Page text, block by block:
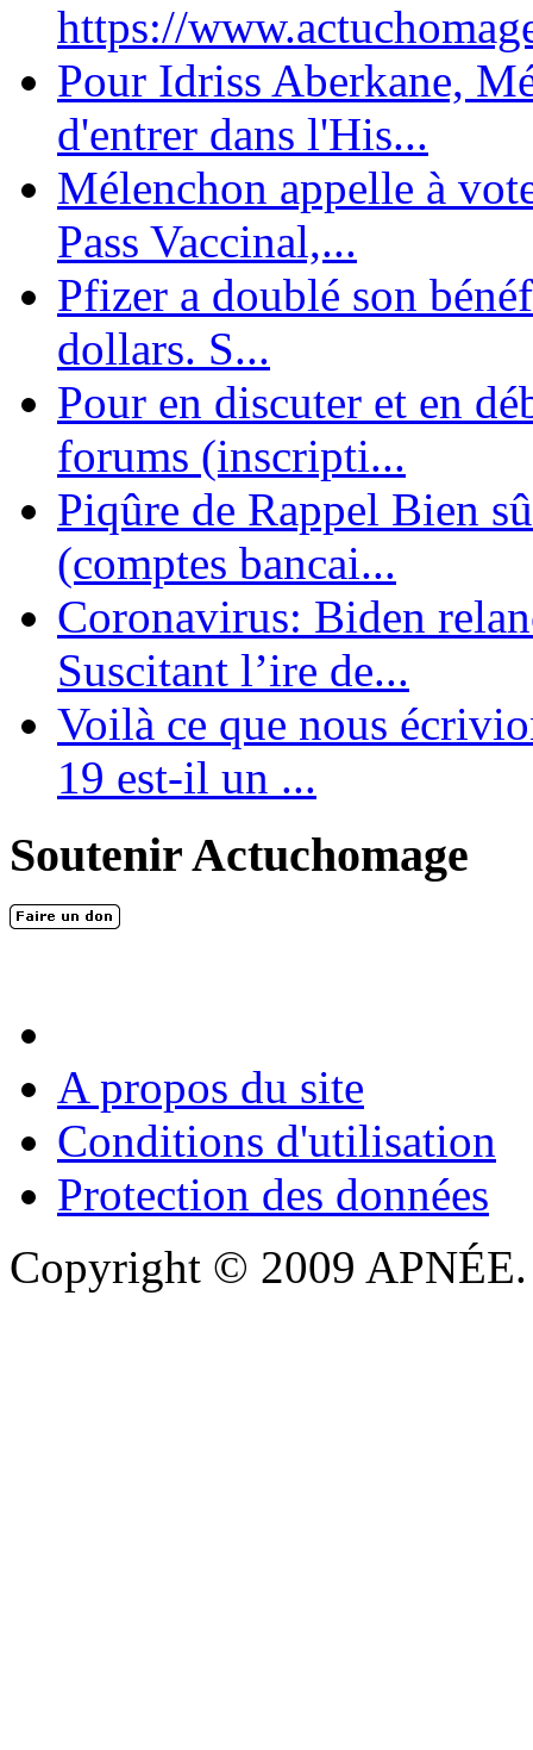
https://
Pour Idriss Aberkane,
d'entrer dans l'His...
Mélenchon appelle à
Pass Vaccinal,...
Pfizer a doublé son
dollars. S...
Pour en discuter et en
forums (inscripti...
Piqûre de Rappel Bien
(comptes bancai...
Coronavirus: Biden
Suscitant l’ire de...
Voilà ce que nous
19 est-il un ...
Soutenir Actuchomage
A propos du site
Conditions d'utilisation
Protection des données
Copyright © 2009 APNÉE.